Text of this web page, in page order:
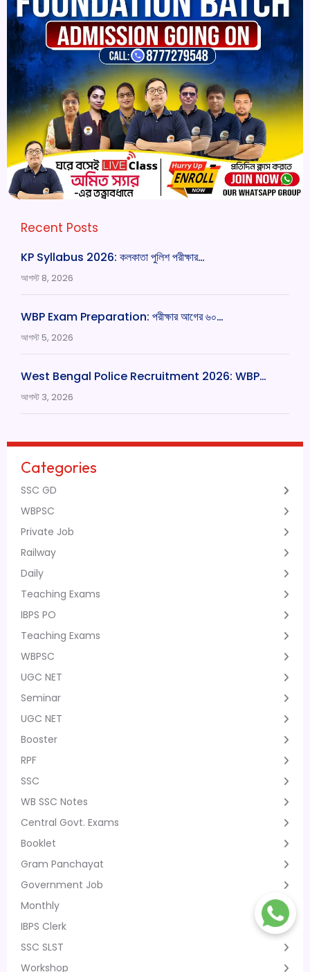
Recent Posts
KP Syllabus 2026: কলকাতা পুলিশ পরীক্ষার…
আগস্ট 8, 2026
WBP Exam Preparation: পরীক্ষার আগের ৬০…
আগস্ট 5, 2026
West Bengal Police Recruitment 2026: WBP…
আগস্ট 3, 2026
Categories
SSC GD
WBPSC
Private Job
Railway
Daily
Teaching Exams
IBPS PO
Teaching Exams
WBPSC
UGC NET
Seminar
UGC NET
Booster
RPF
SSC
WB SSC Notes
Central Govt. Exams
Booklet
Gram Panchayat
Government Job
Monthly
IBPS Clerk
SSC SLST
Workshop